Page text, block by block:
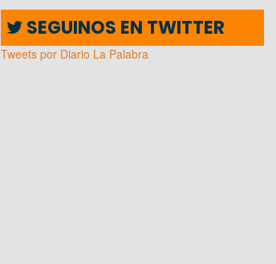
SEGUINOS EN TWITTER
Tweets por Diario La Palabra